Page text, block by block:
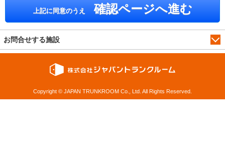
上記に同意のうえ 確認ページへ進む
お問合せする施設
Copyright © JAPAN TRUNKROOM Co., Ltd. All Rights Reserved.